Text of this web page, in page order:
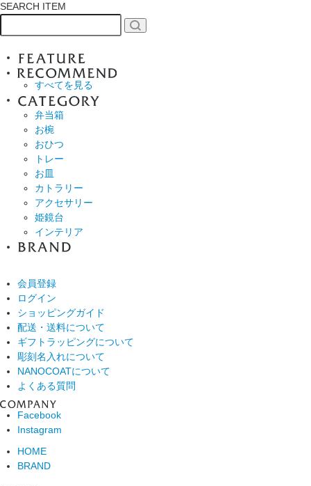
SEARCH ITEM
すべてを見る
弁当箱
お椀
おひつ
トレー
お皿
カトラリー
アクセサリー
姫鏡台
インテリア
会員登録
ログイン
ショッピングガイド
配送・送料について
ギフトラッピングについて
彫刻名入れについて
NANOCOATについて
よくある質問
Facebook
Instagram
HOME
BRAND